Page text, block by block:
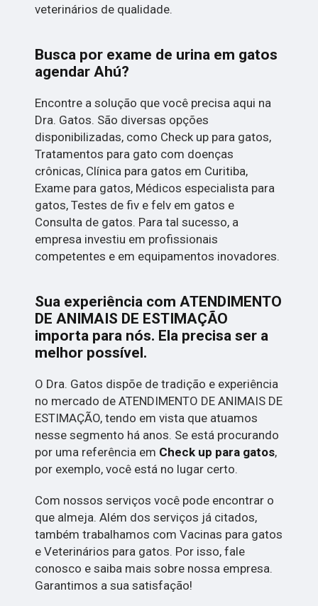
veterinários de qualidade.
Busca por exame de urina em gatos
agendar Ahú?
Encontre a solução que você precisa aqui na
Dra. Gatos. São diversas opções
disponibilizadas, como Check up para gatos,
Tratamentos para gato com doenças
crônicas, Clínica para gatos em Curitiba,
Exame para gatos, Médicos especialista para
gatos, Testes de fiv e felv em gatos e
Consulta de gatos. Para tal sucesso, a
empresa investiu em profissionais
competentes e em equipamentos inovadores.
Sua experiência com ATENDIMENTO
DE ANIMAIS DE ESTIMAÇÃO
importa para nós. Ela precisa ser a
melhor possível.
O Dra. Gatos dispõe de tradição e experiência
no mercado de ATENDIMENTO DE ANIMAIS DE
ESTIMAÇÃO, tendo em vista que atuamos
nesse segmento há anos. Se está procurando
por uma referência em Check up para gatos,
por exemplo, você está no lugar certo.
Com nossos serviços você pode encontrar o
que almeja. Além dos serviços já citados,
também trabalhamos com Vacinas para gatos
e Veterinários para gatos. Por isso, fale
conosco e saiba mais sobre nossa empresa.
Garantimos a sua satisfação!